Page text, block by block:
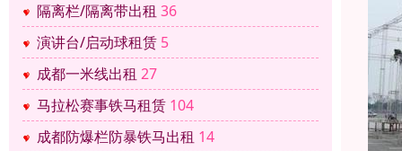
隔离栏/隔离带出租 36
演讲台/启动球租赁 5
成都一米线出租 27
马拉松赛事铁马租赁 104
成都防爆栏防暴铁马出租 14